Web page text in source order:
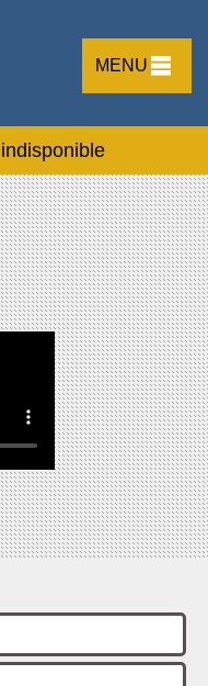
MENU
indisponible